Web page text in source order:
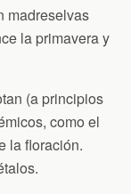
madreselvas
la primavera y
(a principios
como el
la floración.